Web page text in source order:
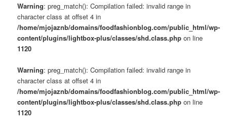
Warning: preg_match(): Compilation failed: invalid range in
character class at offset 4 in
/home/mjojaznb/domains/foodfashionblog.com/public_html/wp-
content/plugins/lightbox-plus/classes/shd.class.php on line
1120
Warning: preg_match(): Compilation failed: invalid range in
character class at offset 4 in
/home/mjojaznb/domains/foodfashionblog.com/public_html/wp-
content/plugins/lightbox-plus/classes/shd.class.php on line
1120